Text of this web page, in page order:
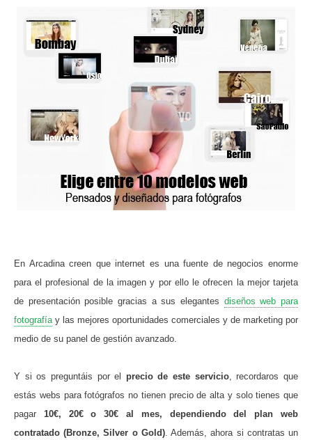
En Arcadina creen que internet es una fuente de negocios enorme
para el profesional de la imagen y por ello le ofrecen la mejor tarjeta
de presentación posible gracias a sus elegantes diseños web para
fotografía y las mejores oportunidades comerciales y de marketing por
medio de su panel de gestión avanzado.
Y si os preguntáis por el precio de este servicio, recordaros que
estás webs para fotógrafos no tienen precio de alta y solo tienes que
pagar 10€, 20€ o 30€ al mes, dependiendo del plan web
contratado (Bronze, Silver o Gold). Además, ahora si contratas un